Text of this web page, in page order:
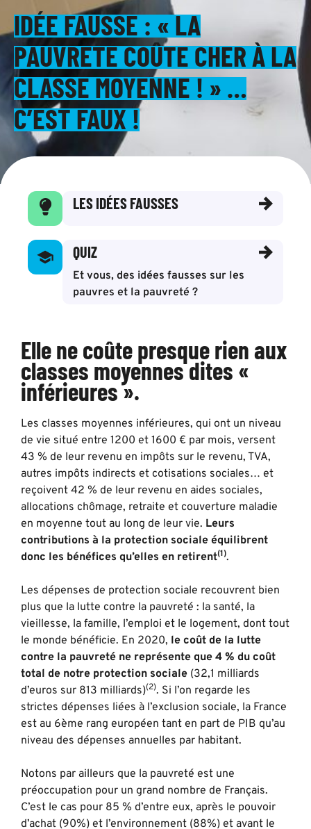
IDÉE FAUSSE : « LA
PAUVRETÉ COÛTE CHER À LA
CLASSE MOYENNE ! » …
C’EST FAUX !
LES IDÉES FAUSSES
QUIZ
Et vous, des idées fausses sur les
pauvres et la pauvreté ?
Elle ne coûte presque rien aux
classes moyennes dites «
inférieures ».
Les classes moyennes inférieures, qui ont un niveau
de vie situé entre 1200 et 1600 € par mois, versent
43 % de leur revenu en impôts sur le revenu, TVA,
autres impôts indirects et cotisations sociales… et
reçoivent 42 % de leur revenu en aides sociales,
allocations chômage, retraite et couverture maladie
en moyenne tout au long de leur vie. Leurs
contributions à la protection sociale équilibrent
donc les bénéfices qu’elles en retirent(1).
Les dépenses de protection sociale recouvrent bien
plus que la lutte contre la pauvreté : la santé, la
vieillesse, la famille, l’emploi et le logement, dont tout
le monde bénéficie. En 2020, le coût de la lutte
contre la pauvreté ne représente que 4 % du coût
total de notre protection sociale (32,1 milliards
d’euros sur 813 milliards)(2). Si l’on regarde les
strictes dépenses liées à l’exclusion sociale, la France
est au 6ème rang européen tant en part de PIB qu’au
niveau des dépenses annuelles par habitant.
Notons par ailleurs que la pauvreté est une
préoccupation pour un grand nombre de Français.
C’est le cas pour 85 % d’entre eux, après le pouvoir
d’achat (90%) et l’environnement (88%) et avant le